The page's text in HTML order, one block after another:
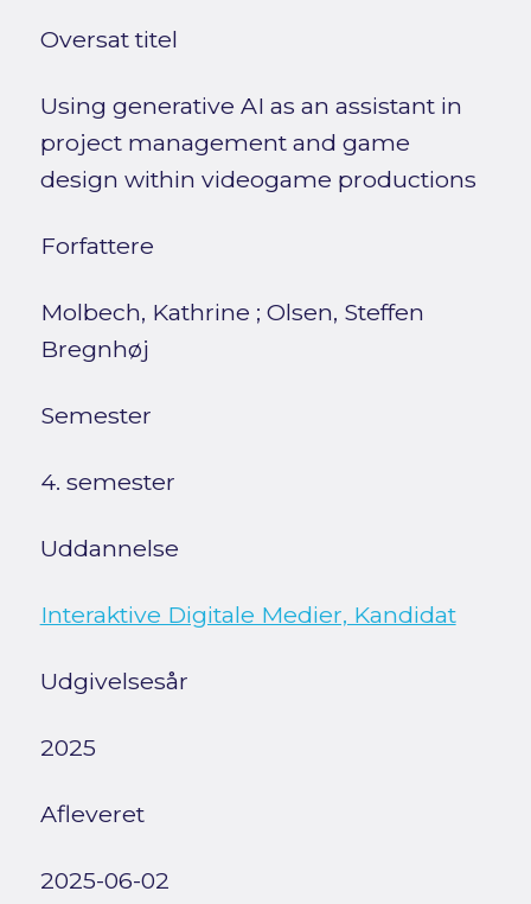
Oversat titel
Using generative AI as an assistant in
project management and game
design within videogame productions
Forfattere
Molbech, Kathrine ; Olsen, Steffen
Bregnhøj
Semester
4. semester
Uddannelse
Interaktive Digitale Medier, Kandidat
Udgivelsesår
2025
Afleveret
2025-06-02